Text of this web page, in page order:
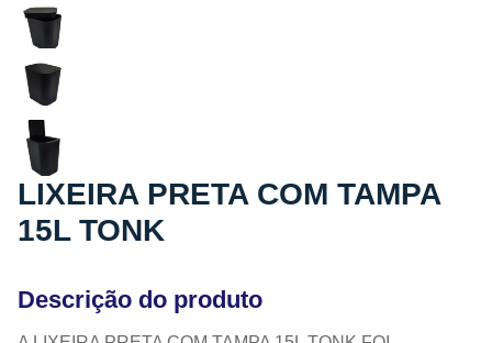
LIXEIRA PRETA COM TAMPA
15L TONK
Descrição do produto